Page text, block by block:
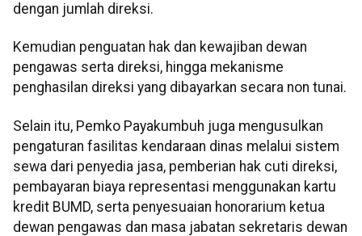
dengan jumlah direksi.
Kemudian penguatan hak dan kewajiban dewan
pengawas serta direksi, hingga mekanisme
penghasilan direksi yang dibayarkan secara non tunai.
Selain itu, Pemko Payakumbuh juga mengusulkan
pengaturan fasilitas kendaraan dinas melalui sistem
sewa dari penyedia jasa, pemberian hak cuti direksi,
pembayaran biaya representasi menggunakan kartu
kredit BUMD, serta penyesuaian honorarium ketua
dewan pengawas dan masa jabatan sekretaris dewan